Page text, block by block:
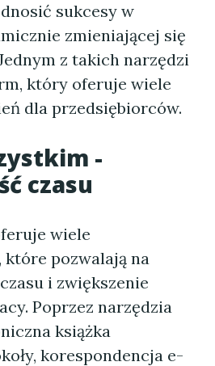
sukcesy w
zmieniającej się
z takich narzędzi
który oferuje wiele
dla przedsiębiorców.
-
czasu
wiele
pozwalają na
i zwiększenie
Poprzez narzędzia
książka
korespondencja e-